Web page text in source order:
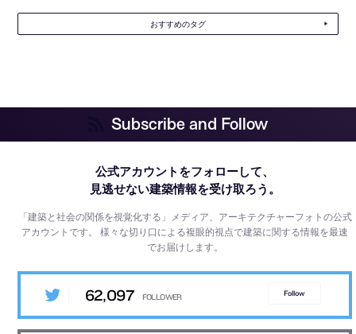
おすすめのタグ
Subscribe and Follow
公式アカウントをフォローして、
見逃せない建築情報を受け取ろう。
「建築と社会の関係を視覚化する」メディア、アーキテクチャーフォトの公式
アカウントです。様々な切り口による複眼的視点で建築に関する情報を最速
でお届けします。
62,097 Follow